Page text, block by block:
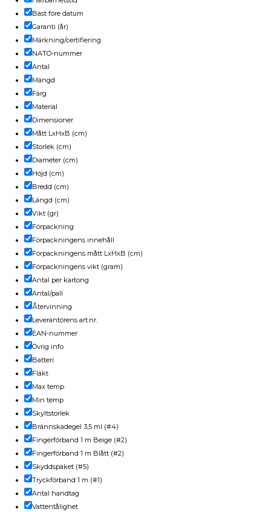
Bäst före datum
Garanti (år)
Märkning/certifiering
NATO-nummer
Antal
Mängd
Färg
Material
Dimensioner
Mått LxHxB (cm)
Storlek (cm)
Diameter (cm)
Höjd (cm)
Bredd (cm)
Längd (cm)
Vikt (gr)
Förpackning
Förpackningens innehåll
Förpackningens mått LxHxB (cm)
Förpackningens vikt (gram)
Antal per kartong
Antal/pall
Återvinning
Leverantörens art.nr.
EAN-nummer
Övrig info
Batteri
Fläkt
Max temp
Min temp
Skyltstorlek
Brännskadegel 3,5 ml (#4)
Fingerförband 1 m Beige (#2)
Fingerförband 1 m Blått (#2)
Skyddspaket (#5)
Tryckförband 1 m (#1)
Antal handtag
Vattentålighet